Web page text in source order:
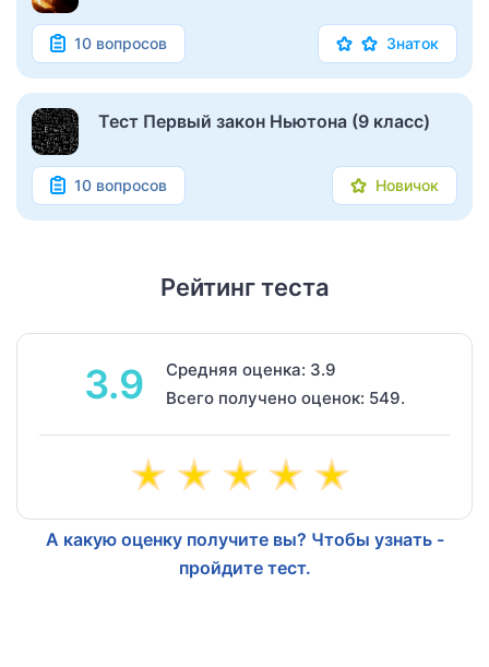
10 вопросов Знаток
Тест Первый закон Ньютона (9 класс)
10 вопросов Новичок
Рейтинг теста
3.9
Средняя оценка: 3.9
Всего получено оценок: 549.
А какую оценку получите вы? Чтобы узнать -
пройдите тест.